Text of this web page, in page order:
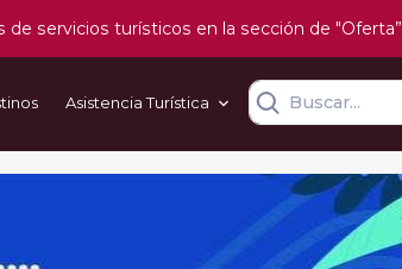
servicios turísticos en la sección de "Oferta”
Asistencia Turística